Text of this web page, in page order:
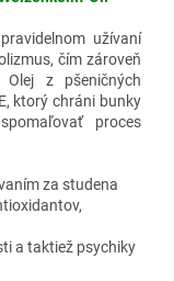
užívaní
čím zároveň
Olej z pšeničných
ktorý chráni bunky
proces
za studena
a taktiež psychiky